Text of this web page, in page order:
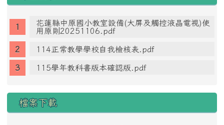
花蓮縣中原國小教室設備(大屏及觸控液晶電視)使
用原則20251106.pdf
114正常教學學校自我檢核表.pdf
115學年教科書版本確認版.pdf
檔案下載